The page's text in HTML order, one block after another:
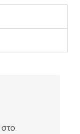
στο